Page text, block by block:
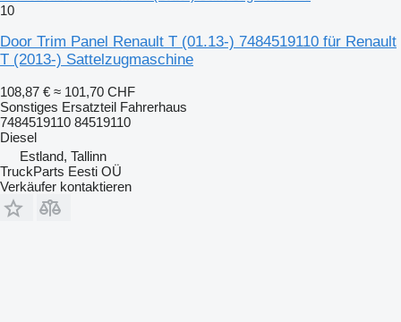
10
Door Trim Panel Renault T (01.13-) 7484519110 für Renault
T (2013-) Sattelzugmaschine
108,87 € ≈ 101,70 CHF
Sonstiges Ersatzteil Fahrerhaus
7484519110 84519110
Diesel
Estland, Tallinn
TruckParts Eesti OÜ
Verkäufer kontaktieren